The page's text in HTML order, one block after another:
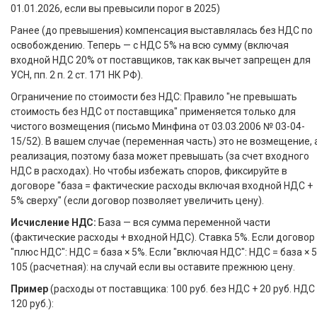
01.01.2026, если вы превысили порог в 2025)
Ранее (до превышения) компенсация выставлялась без НДС по
освобождению. Теперь — с НДС 5% на всю сумму (включая
входной НДС 20% от поставщиков, так как вычет запрещен для
УСН, пп. 2 п. 2 ст. 171 НК РФ).
Ограничение по стоимости без НДС: Правило "не превышать
стоимость без НДС от поставщика" применяется только для
чистого возмещения (письмо Минфина от 03.03.2006 № 03-04-
15/52). В вашем случае (переменная часть) это не возмещение,
реализация, поэтому база может превышать (за счет входного
НДС в расходах). Но чтобы избежать споров, фиксируйте в
договоре "база = фактические расходы включая входной НДС +
5% сверху" (если договор позволяет увеличить цену).
Исчисление НДС: База — вся сумма переменной части
(фактические расходы + входной НДС). Ставка 5%. Если договор
"плюс НДС": НДС = база × 5%. Если "включая НДС": НДС = база ×
105 (расчетная): на случай если вы оставите прежнюю цену.
Пример(расходы от поставщика: 100 руб. без НДС + 20 руб. НДС
120 руб.):